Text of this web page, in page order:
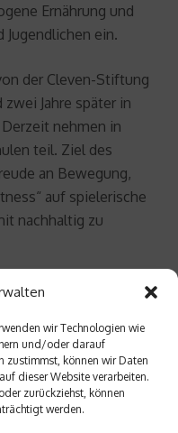
wir Technologien wie
und/oder darauf
zustimmst, können wir Daten
dieser Website verarbeiten.
zurückziehst, können
werden.
Ernährung und
Jugendlichen ein.
der Cleven-Stiftung
Jahre später in
nehmen in
teil. Ziel des
an Bewegung,
auf spielerische
nachhaltig zu
Non-Profit-
und/oder gesunde
4-future.comfür
ist der 3.- 6.